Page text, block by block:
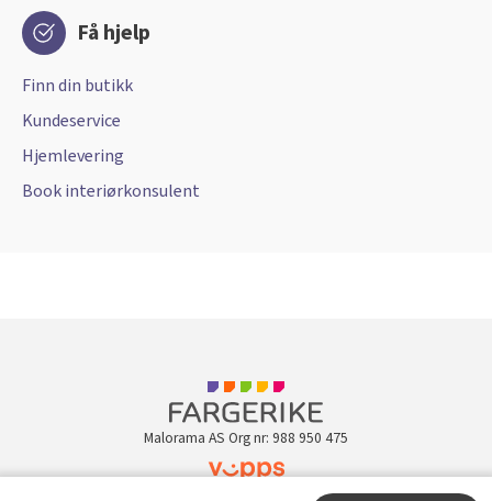
Få hjelp
Finn din butikk
Kundeservice
Hjemlevering
Book interiørkonsulent
Malorama AS Org nr: 988 950 475